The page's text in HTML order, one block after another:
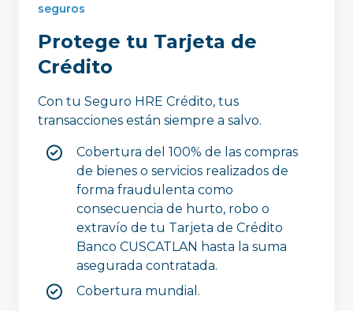
seguros
Protege tu Tarjeta de
Crédito
Con tu Seguro HRE Crédito, tus
transacciones están siempre a salvo.
Cobertura del 100% de las compras
de bienes o servicios realizados de
forma fraudulenta como
consecuencia de hurto, robo o
extravío de tu Tarjeta de Crédito
Banco CUSCATLAN hasta la suma
asegurada contratada.
Cobertura mundial.